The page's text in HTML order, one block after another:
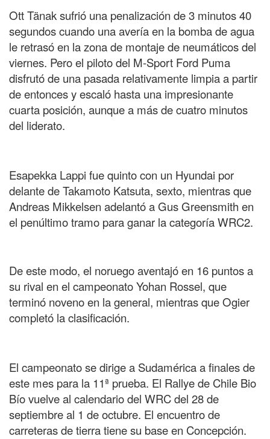
Ott Tänak sufrió una penalización de 3 minutos 40
segundos cuando una avería en la bomba de agua
le retrasó en la zona de montaje de neumáticos del
viernes. Pero el piloto del M-Sport Ford Puma
disfrutó de una pasada relativamente limpia a partir
de entonces y escaló hasta una impresionante
cuarta posición, aunque a más de cuatro minutos
del liderato.
Esapekka Lappi fue quinto con un Hyundai por
delante de Takamoto Katsuta, sexto, mientras que
Andreas Mikkelsen adelantó a Gus Greensmith en
el penúltimo tramo para ganar la categoría WRC2.
De este modo, el noruego aventajó en 16 puntos a
su rival en el campeonato Yohan Rossel, que
terminó noveno en la general, mientras que Ogier
completó la clasificación.
El campeonato se dirige a Sudamérica a finales de
este mes para la 11ª prueba. El Rallye de Chile Bio
Bío vuelve al calendario del WRC del 28 de
septiembre al 1 de octubre. El encuentro de
carreteras de tierra tiene su base en Concepción.